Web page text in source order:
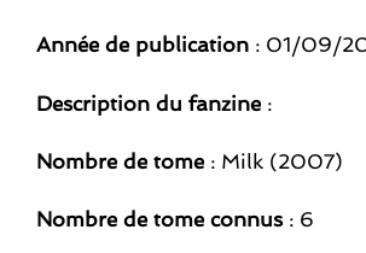
Année de publication : 01/09/
Description du fanzine :
Nombre de tome : Milk (2007)
Nombre de tome connus : 6